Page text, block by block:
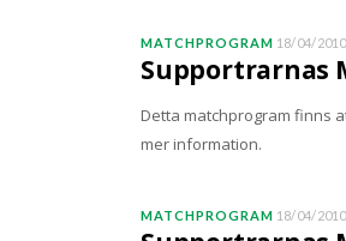
MATCHPROGRAM 18/04/2010
Supportrarnas
Detta matchprogram finns
mer information.
MATCHPROGRAM 18/04/2010